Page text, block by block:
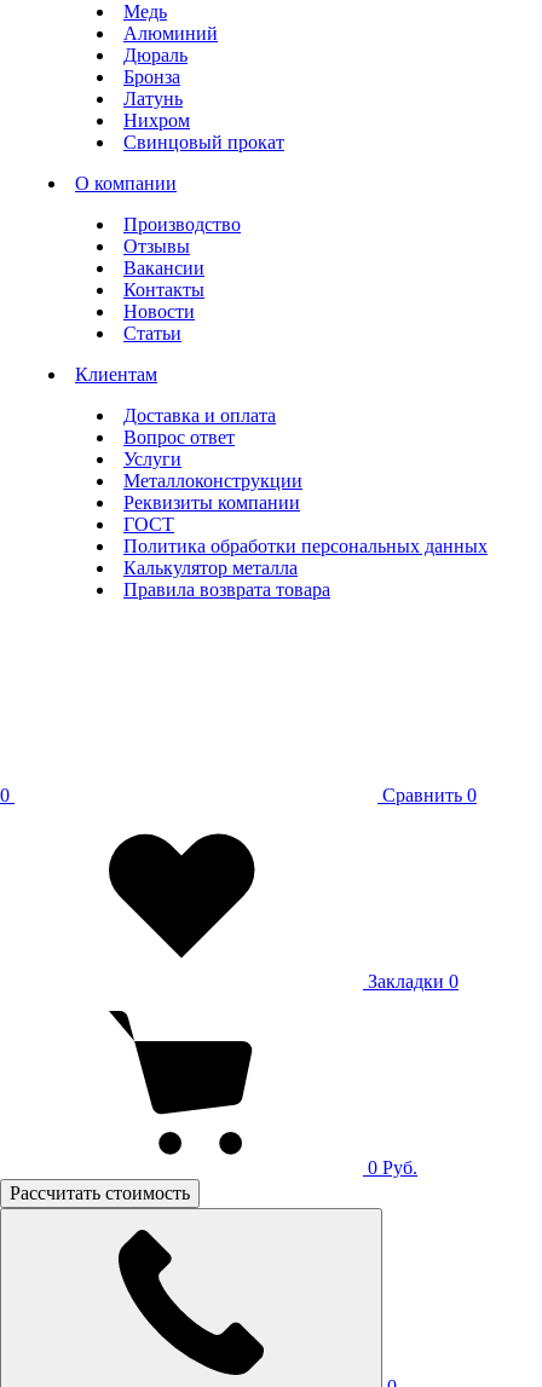
Медь
Алюминий
Дюраль
Бронза
Латунь
Нихром
Свинцовый прокат
О компании
Производство
Отзывы
Вакансии
Контакты
Новости
Статьи
Клиентам
Доставка и оплата
Вопрос ответ
Услуги
Металлоконструкции
Реквизиты компании
ГОСТ
Политика обработки персональных данных
Калькулятор металла
Правила возврата товара
0 Сравнить 0
Закладки 0
0 Руб.
Рассчитать стоимость